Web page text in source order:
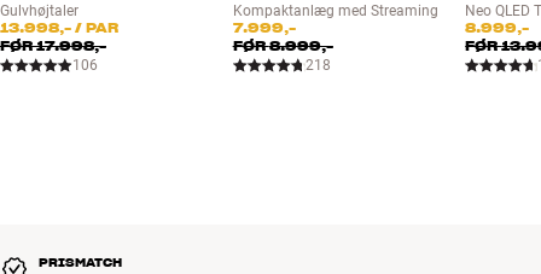
Gulvhøjtaler
13.998,- / PAR
FØR17.998,-
106
Kompaktanlæg med Streaming
7.999,-
FØR8.999,-
218
Neo QLED
8.999,-
FØR
PRISMATCH